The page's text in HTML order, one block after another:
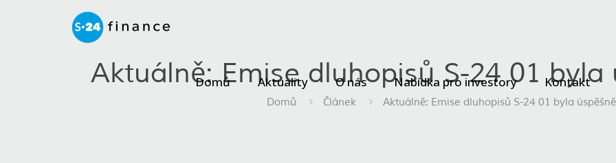
Domů Aktuality O nás Nabídka pro investory Kontakt
Aktuálně: Emise dluhopisů S-24 01 byla
Domů Článek Aktuálně: Emise dluhopisů S-24 01 byla